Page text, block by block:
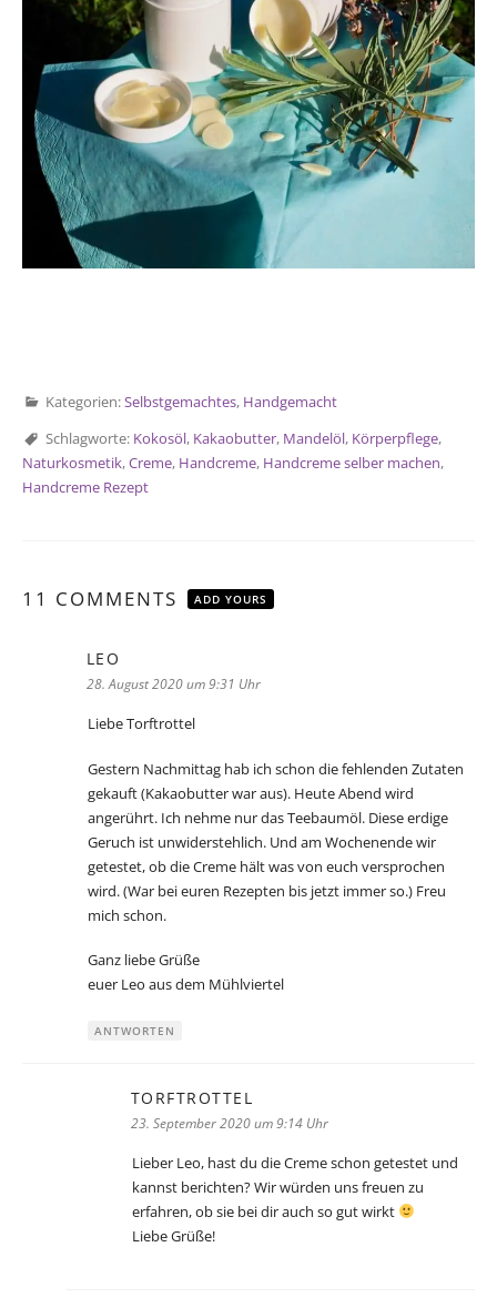
Kategorien:Selbstgemachtes, Handgemacht
Schlagworte: Kokosöl, Kakaobutter, Mandelöl, Körperpflege,
Naturkosmetik,Creme, Handcreme, Handcreme selber machen,
Handcreme Rezept
11 COMMENTS ADD YOURS
LEO
28. August 2020 um 9:31 Uhr
Liebe Torftrottel
Gestern Nachmittag hab ich schon die fehlenden Zutaten
gekauft (Kakaobutter war aus). Heute Abend wird
angerührt. Ich nehme nur das Teebaumöl. Diese erdige
Geruch ist unwiderstehlich. Und am Wochenende wir
getestet, ob die Creme hält was von euch versprochen
wird. (War bei euren Rezepten bis jetzt immer so.) Freu
mich schon.
Ganz liebe Grüße
euer Leo aus dem Mühlviertel
ANTWORTEN
TORFTROTTEL
23. September 2020 um 9:14 Uhr
Lieber Leo, hast du die Creme schon getestet und
kannst berichten? Wir würden uns freuen zu
erfahren, ob sie bei dir auch so gut wirkt
Liebe Grüße!